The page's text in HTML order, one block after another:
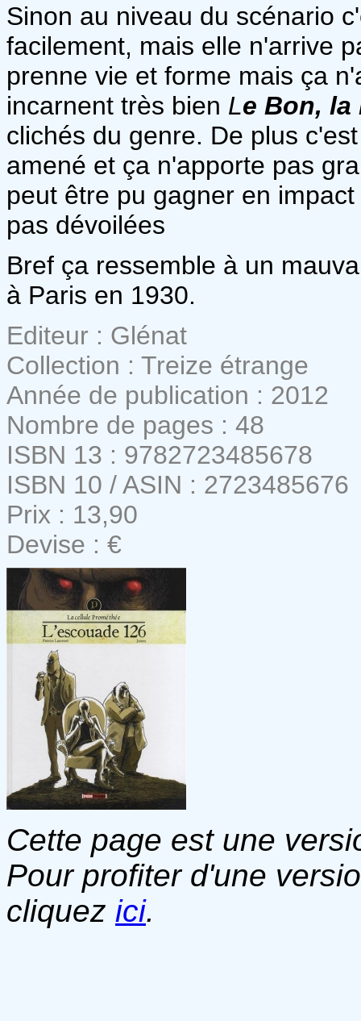
Sinon au niveau du scénario
facilement, mais elle n'arrive
prenne vie et forme mais ça
incarnent très bien Le Bon, la
clichés du genre. De plus
amené et ça n'apporte pas
peut être pu gagner en
pas dévoilées
Bref ça ressemble à un
à Paris en 1930.
Editeur : Glénat
Collection : Treize étrange
Année de publication : 2012
Nombre de pages : 48
ISBN 13 : 9782723485678
ISBN 10 / ASIN : 2723485676
Prix : 13,90
Devise : €
Cette page est une
Pour profiter d'une
cliquez ici.